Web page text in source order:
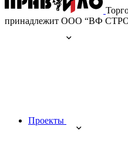
принадлежит ООО “ВФ
Проекты